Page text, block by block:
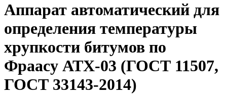
Аппарат автоматический для
определения температуры
хрупкости битумов по
Фраасу АТХ-03 (ГОСТ 11507,
ГОСТ 33143-2014)